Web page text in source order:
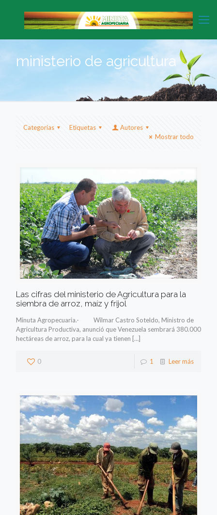
ministerio de agricultura
Categorias Etiquetas
Autores
Mostrar todo
Las cifras del ministerio de Agricultura para la
siembra de arroz, maíz y frijol
Minuta Agropecuaria.- Wilmar Castro Soteldo, Ministro de
Agricultura Productiva, anunció que Venezuela sembrará 380.000
hectáreas de arroz, para la cual ya tienen […]
0 1 Leer más